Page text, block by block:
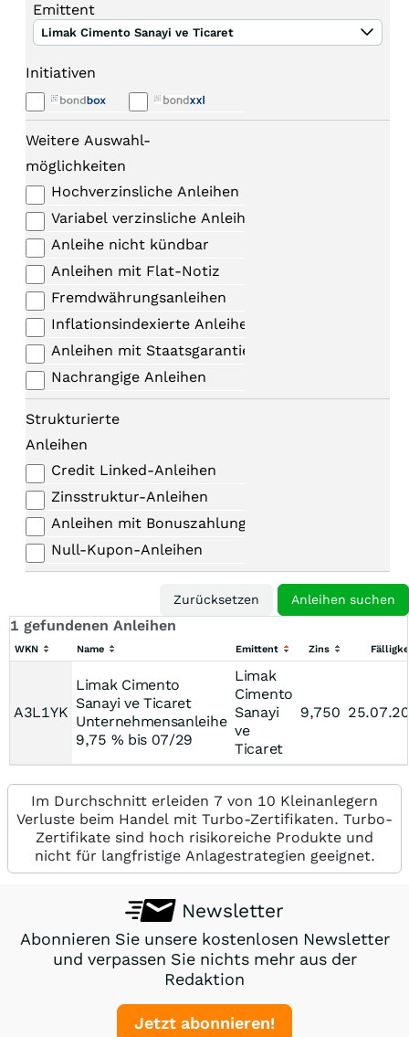
Emittent
Limak Cimento Sanayi ve Ticaret
Initiativen
Weitere Auswahl-
möglichkeiten
Hochverzinsliche Anleihen
Variabel verzinsliche Anleihen
Anleihe nicht kündbar
Anleihen mit Flat-Notiz
Fremdwährungsanleihen
Inflationsindexierte Anleihen
Anleihen mit Staatsgarantie
Nachrangige Anleihen
Strukturierte
Anleihen
Credit Linked-Anleihen
Zinsstruktur-Anleihen
Anleihen mit Bonuszahlungen
Null-Kupon-Anleihen
1 gefundenen Anleihen
WKN Name Emittent Zins
A3L1YK
Limak Cimento
Sanayi ve Ticaret
Unternehmensanleihe
9,75 % bis 07/29
Limak
Cimento
Sanayi
ve
Ticaret
9,750
Im Durchschnitt erleiden 7 von 10 Kleinanlegern
Verluste beim Handel mit Turbo-Zertifikaten. Turbo-
Zertifikate sind hoch risikoreiche Produkte und
nicht für langfristige Anlagestrategien geeignet.
Newsletter
Abonnieren Sie unsere kostenlosen Newsletter
und verpassen Sie nichts mehr aus der
Redaktion
Jetzt abonnieren!